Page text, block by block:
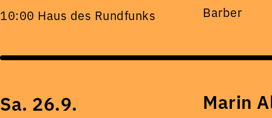
10:00 Haus des Rundfunks Barber
Sa. 26.9. Marin